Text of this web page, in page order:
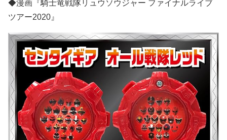
◆漫画『騎士竜戦隊リュウソウジャー ファイナルライブ
ツアー2020』